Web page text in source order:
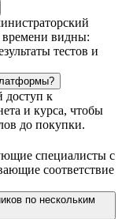
времени видны:
тестов и
доступ к
и курса, чтобы
до покупки.
специалисты с
соответствие
по нескольким